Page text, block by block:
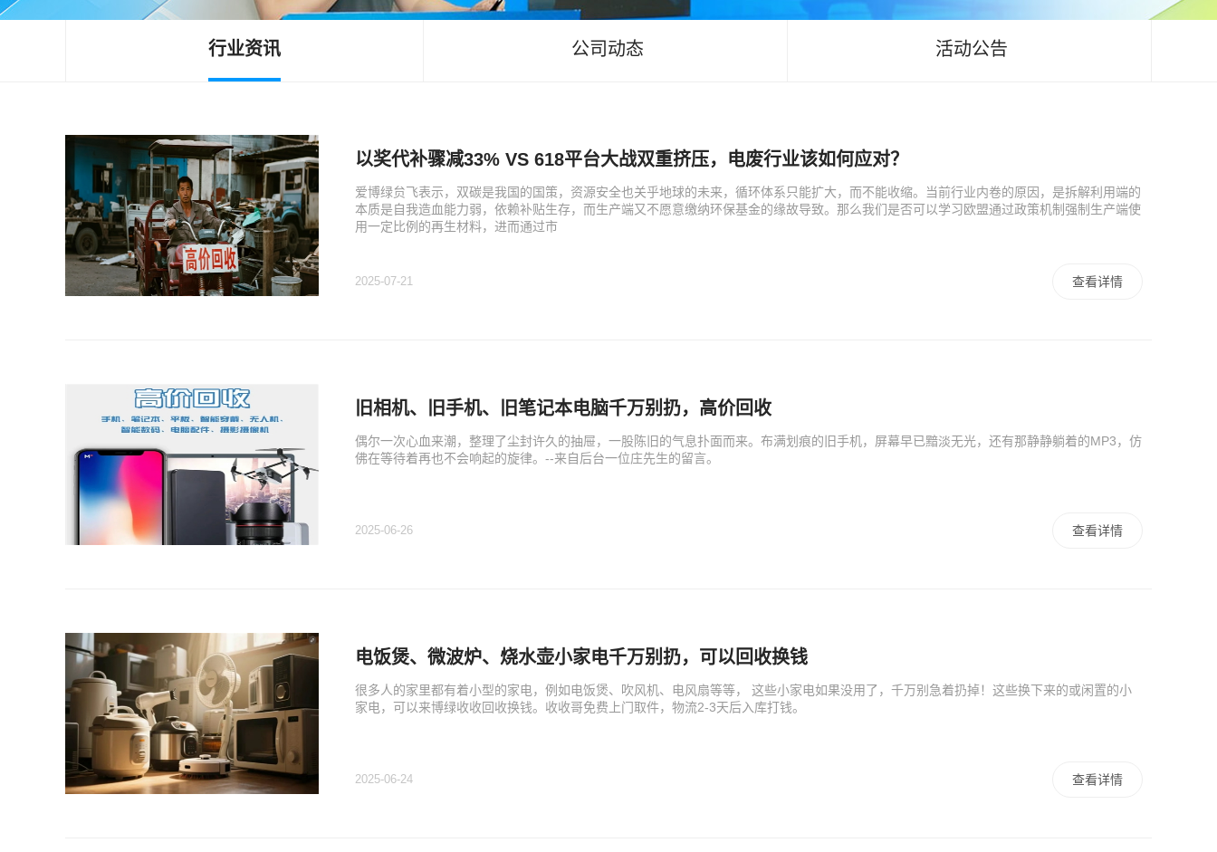
行业资讯 公司动态 活动公告
以奖代补骤减33% VS 618平台大战双重挤压，电废行业该如何应对？
爱博绿贠飞表示，双碳是我国的国策，资源安全也关乎地球的未来，循环体系只能扩大，而不能收缩。当前行业内卷的原因，是拆解利用端的
本质是自我造血能力弱，依赖补贴生存，而生产端又不愿意缴纳环保基金的缘故导致。那么我们是否可以学习欧盟通过政策机制强制生产端使
用一定比例的再生材料，进而通过市
2025-07-21 查看详情
旧相机、旧手机、旧笔记本电脑千万别扔，高价回收
偶尔一次心血来潮，整理了尘封许久的抽屉，一股陈旧的气息扑面而来。布满划痕的旧手机，屏幕早已黯淡无光，还有那静静躺着的MP3，仿
佛在等待着再也不会响起的旋律。--来自后台一位庄先生的留言。
2025-06-26 查看详情
电饭煲、微波炉、烧水壶小家电千万别扔，可以回收换钱
很多人的家里都有着小型的家电，例如电饭煲、吹风机、电风扇等等， 这些小家电如果没用了，千万别急着扔掉！这些换下来的或闲置的小
家电，可以来博绿收收回收换钱。收收哥免费上门取件，物流2-3天后入库打钱。
2025-06-24 查看详情